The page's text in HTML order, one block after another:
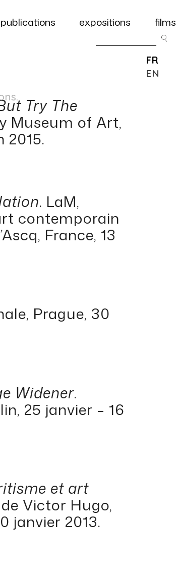
publications expositions films
Try The
Museum of Art,
2015.
. LaM,
contemporain
France, 13
Prague, 30
Widener.
25 janvier – 16
et art
Victor Hugo,
janvier 2013.
FR
EN